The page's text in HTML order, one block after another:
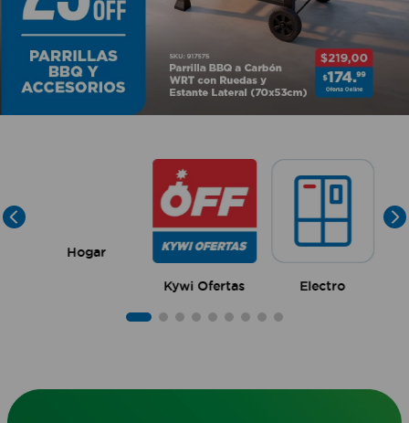
Hogar
Kywi Ofertas Electro
10
sillas